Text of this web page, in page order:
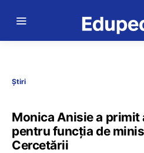
Știri
Monica Anisie a primit
pentru funcția de
Cercetării